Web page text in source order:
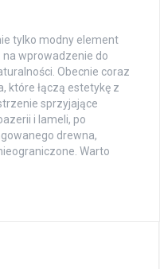
tylko modny element
na wprowadzenie do
Obecnie coraz
które łączą estetykę z
sprzyjające
i lameli, po
drewna,
Warto